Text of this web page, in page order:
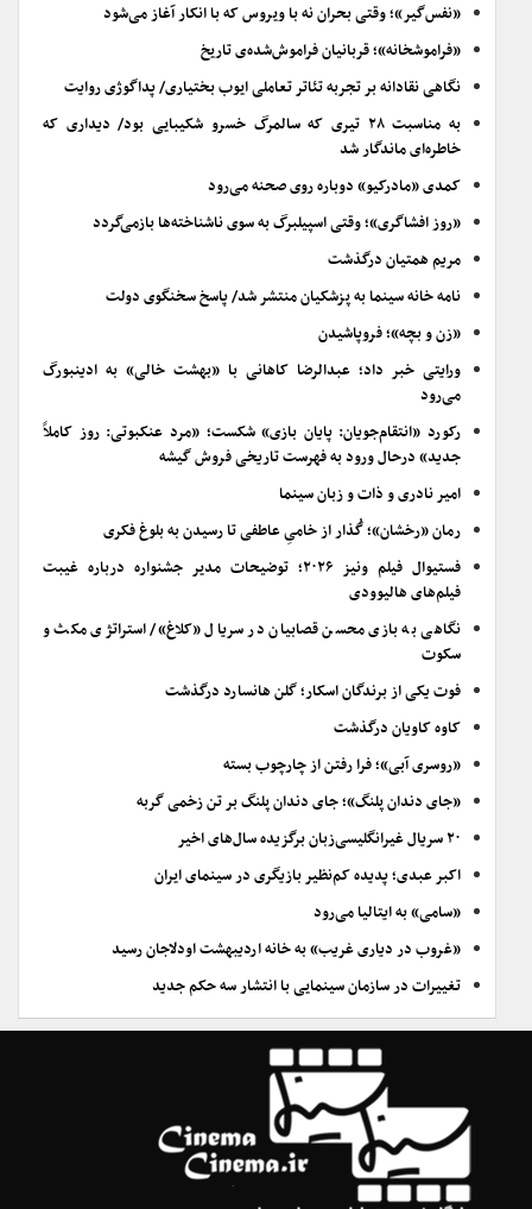
«نفس‌گیر»؛ وقتی بحران نه با ویروس که با انکار آغاز می‌شود
«فراموشخانه»؛ قربانیان فراموش‌شده‌ی تاریخ
نگاهی نقادانه بر تجربه تئاتر تعاملی ایوب بختیاری/ پداگوژی روایت
به مناسبت ۲۸ تیری که سالمرگ خسرو شکیبایی بود/ دیداری که
خاطره‌ای ماندگار شد
کمدی «مادرکیو» دوباره روی صحنه می‌رود
«روز افشاگری»؛ وقتی اسپیلبرگ به سوی ناشناخته‌ها بازمی‌گردد
مریم همتیان درگذشت
نامه خانه سینما به پزشکیان منتشر شد/ پاسخ سخنگوی دولت
«زن و بچه»؛ فروپاشیدن
ورایتی خبر داد؛ عبدالرضا کاهانی با «بهشت خالی» به ادینبورگ
می‌رود
رکورد «انتقام‌جویان: پایان بازی» شکست؛ «مرد عنکبوتی: روز کاملاً
جدید» درحال ورود به فهرست تاریخی فروش گیشه
امیر نادری و ذات و زبان سینما
رمان «رخشان»؛ گُذار از خامیِ عاطفی تا رسیدن به بلوغ فکری
فستیوال فیلم ونیز ۲۰۲۶؛ توضیحات مدیر جشنواره درباره غیبت
فیلم‌های هالیوودی
نگاهی به بازی محسن قصابیان در سریال «کلاغ»/ استراتژی مکث و
سکوت
فوت یکی از برندگان اسکار؛ گلن هانسارد درگذشت
کاوه کاویان درگذشت
«روسری آبی»؛ فرا رفتن از چارچوب بسته
«جای دندان پلنگ»؛ جای دندان پلنگ بر تن زخمی گربه
۲۰ سریال غیرانگلیسی‌زبان برگزیده سال‌های اخیر
اکبر عبدی؛ پدیده کم‌نظیر بازیگری در سینمای ایران
«سامی» به ایتالیا می‌رود
«غروب در دیاری غریب» به خانه اردیبهشت اودلاجان رسید
تغییرات در سازمان سینمایی با انتشار سه حکم جدید